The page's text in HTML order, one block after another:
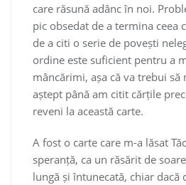
care răsună adânc în noi.
pic obsedat de a termina ceea
de a citi o serie de povești
ordine este suficient pentru a
mâncărimi, așa că va trebui să
aștept până am citit cărțile
reveni la această carte.
A fost o carte care m-a lăsat
speranță, ca un răsărit de
lungă și întunecată, chiar dacă